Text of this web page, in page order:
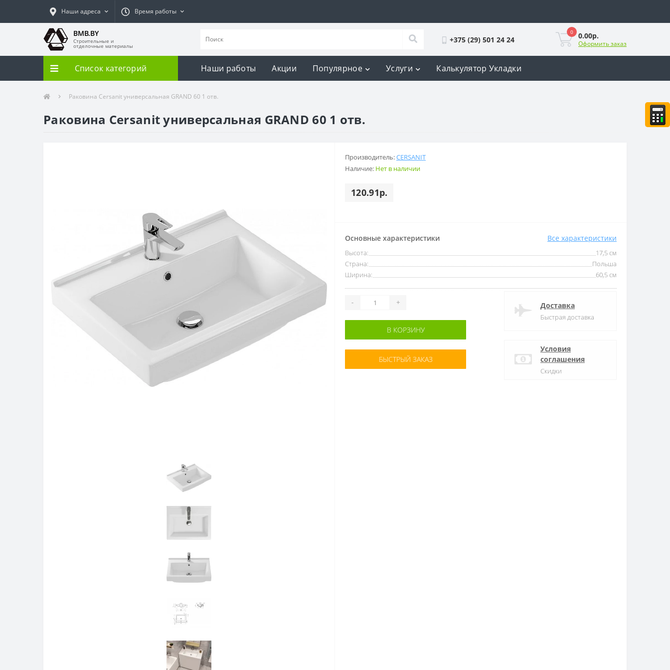
Наши адреса Время работы
BMB.BY
Строительные и
отделочные материалы
+375 (29) 501 24 24
0 0.00р.
Оформить заказ
Список категорий Наши работы Акции Популярное Услуги Калькулятор Укладки
Раковина Cersanit универсальная GRAND 60 1 отв.
Раковина Cersanit универсальная GRAND 60 1 отв.
Производитель:CERSANIT
Наличие: Нет в наличии
120.91р.
Основные характеристики Все характеристики
Высота:
17,5 см
Страна:
Польша
Ширина:
60,5 см
- +
В КОРЗИНУ
БЫСТРЫЙ ЗАКАЗ
Доставка
Быстрая доставка
Условия
соглашения
Скидки